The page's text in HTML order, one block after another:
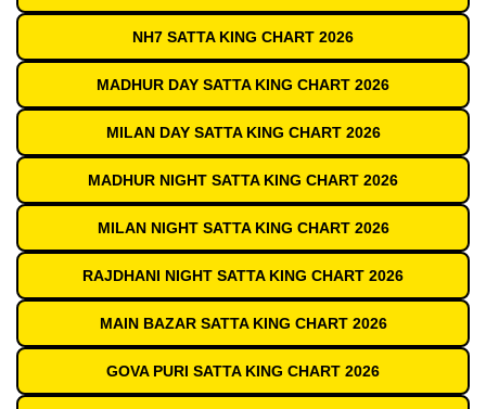
NH7 SATTA KING CHART 2026
MADHUR DAY SATTA KING CHART 2026
MILAN DAY SATTA KING CHART 2026
MADHUR NIGHT SATTA KING CHART 2026
MILAN NIGHT SATTA KING CHART 2026
RAJDHANI NIGHT SATTA KING CHART 2026
MAIN BAZAR SATTA KING CHART 2026
GOVA PURI SATTA KING CHART 2026